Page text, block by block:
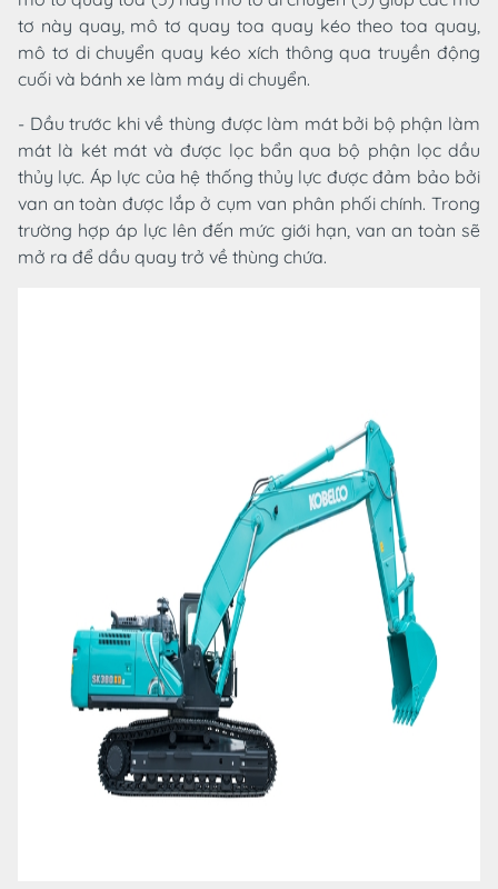
tơ này quay, mô tơ quay toa quay kéo theo toa quay,
mô tơ di chuyển quay kéo xích thông qua truyền động
cuối và bánh xe làm máy di chuyển.
- Dầu trước khi về thùng được làm mát bởi bộ phận làm
mát là két mát và được lọc bẩn qua bộ phận lọc dầu
thủy lực. Áp lực của hệ thống thủy lực được đảm bảo bởi
van an toàn được lắp ở cụm van phân phối chính. Trong
trường hợp áp lực lên đến mức giới hạn, van an toàn sẽ
mở ra để dầu quay trở về thùng chứa.